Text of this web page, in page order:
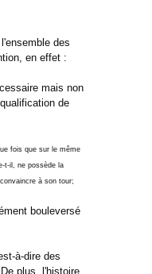
des
en effet :
mais non
de
fois que sur le même
t-il, ne possède la
à son tour;
bouleversé
à-dire des
plus, l'histoire